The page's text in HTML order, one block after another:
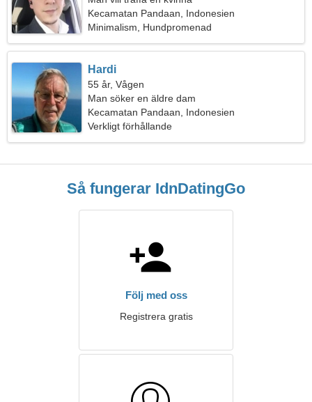
Kecamatan Pandaan, Indonesien
Minimalism, Hundpromenad
Hardi
55 år, Vågen
Man söker en äldre dam
Kecamatan Pandaan, Indonesien
Verkligt förhållande
Så fungerar IdnDatingGo
Följ med oss
Registrera gratis